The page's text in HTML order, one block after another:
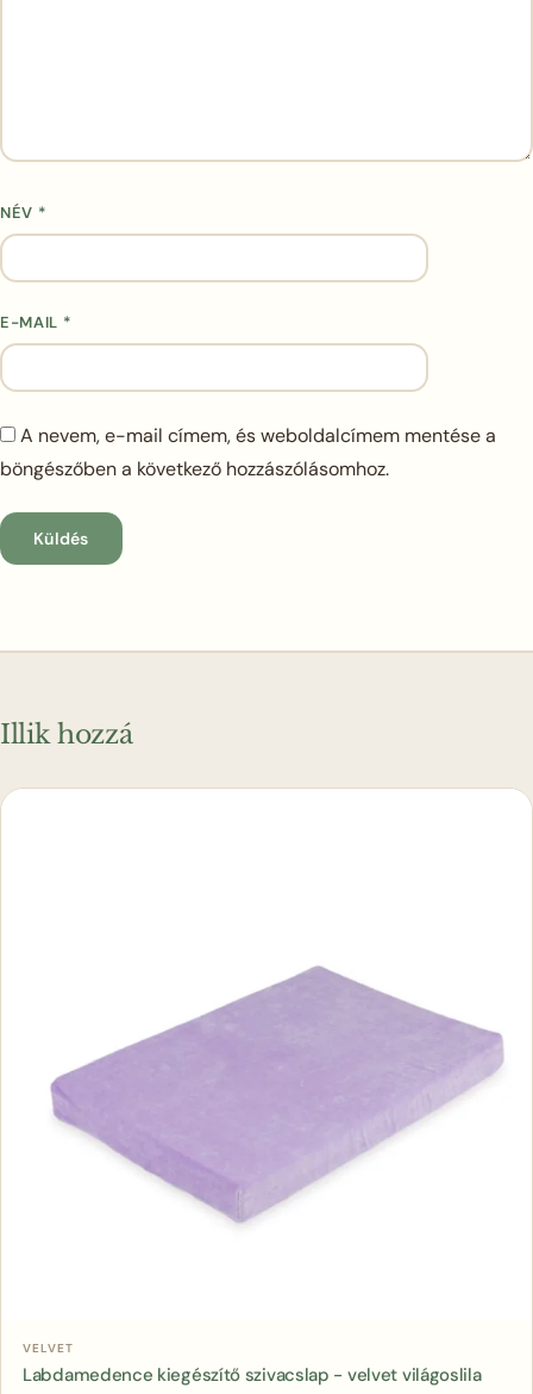
NÉV *
E-MAIL *
A nevem, e-mail címem, és weboldalcímem mentése a
böngészőben a következő hozzászólásomhoz.
Illik hozzá
Kosárba
VELVET
Labdamedence kiegészítő szivacslap - velvet világoslila